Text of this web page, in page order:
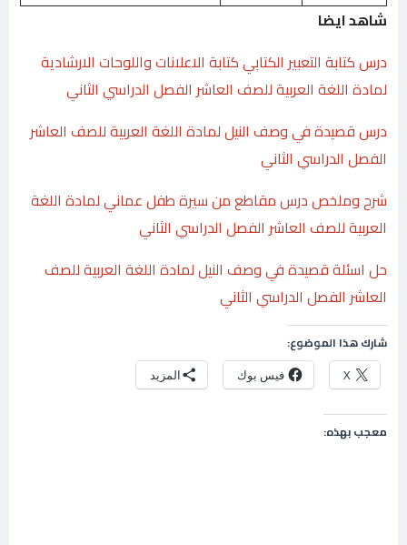
شاهد ايضا
درس كتابة التعبير الكتابي كتابة الاعلانات واللوحات الارشادية
لمادة اللغة العربية للصف العاشر الفصل الدراسي الثاني
درس قصيدة في وصف النيل لمادة اللغة العربية للصف العاشر
الفصل الدراسي الثاني
شرح وملخص درس مقاطع من سيرة طفل عماني لمادة اللغة
العربية للصف العاشر الفصل الدراسي الثاني
حل اسئلة قصيدة في وصف النيل لمادة اللغة العربية للصف
العاشر الفصل الدراسي الثاني
شارك هذا الموضوع:
X فيس بوك المزيد
معجب بهذه: